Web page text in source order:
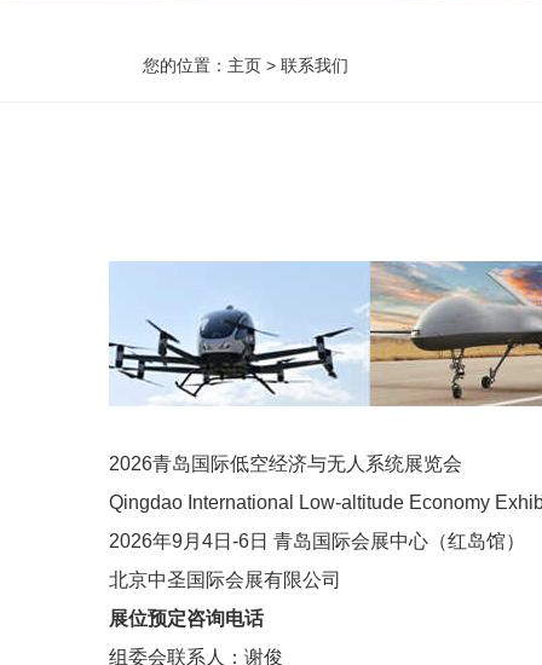
您的位置： 主页 > 联系我们
2026青岛国际低空经济与无人系统展览会
Qingdao International Low-altitude Economy
2026年9月4日-6日 青岛国际会展中心（红岛馆）
北京中圣国际会展有限公司
展位预定咨询电话
组委会联系人：谢俊